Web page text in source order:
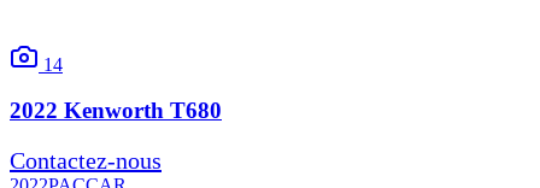
14
2022 Kenworth T680
Contactez-nous